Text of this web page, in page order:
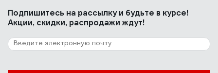
Подпишитесь на рассылкуи будьте в курсе!
Акции, скидки, распродажи ждут!